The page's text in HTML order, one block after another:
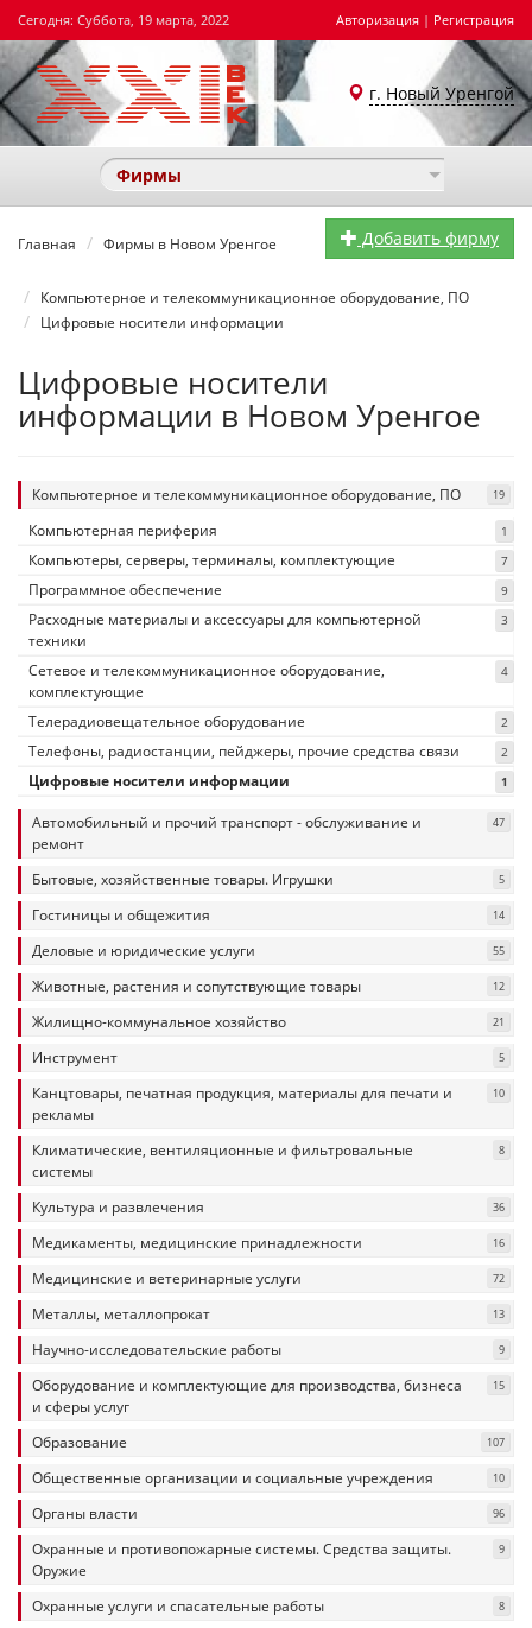
Сегодня: Суббота, 19 марта, 2022 Авторизация | Регистрация
г. Новый Уренгой
Фирмы
Добавить фирму
Главная Фирмы в Новом Уренгое
Компьютерное и телекоммуникационное оборудование, ПО
Цифровые носители информации
Цифровые носители
информации в Новом Уренгое
Компьютерное и телекоммуникационное оборудование, ПО 19
Компьютерная периферия 1
Компьютеры, серверы, терминалы, комплектующие 7
Программное обеспечение 9
Расходные материалы и аксессуары для компьютерной
техники
3
Сетевое и телекоммуникационное оборудование,
комплектующие
4
Телерадиовещательное оборудование 2
Телефоны, радиостанции, пейджеры, прочие средства связи 2
Цифровые носители информации 1
Автомобильный и прочий транспорт - обслуживание и
ремонт
47
Бытовые, хозяйственные товары. Игрушки 5
Гостиницы и общежития 14
Деловые и юридические услуги 55
Животные, растения и сопутствующие товары 12
Жилищно-коммунальное хозяйство 21
Инструмент 5
Канцтовары, печатная продукция, материалы для печати и
рекламы
10
Климатические, вентиляционные и фильтровальные
системы
8
Культура и развлечения 36
Медикаменты, медицинские принадлежности 16
Медицинские и ветеринарные услуги 72
Металлы, металлопрокат 13
Научно-исследовательские работы 9
Оборудование и комплектующие для производства, бизнеса
и сферы услуг
15
Образование 107
Общественные организации и социальные учреждения 10
Органы власти 96
Охранные и противопожарные системы. Средства защиты.
Оружие
9
Охранные услуги и спасательные работы 8